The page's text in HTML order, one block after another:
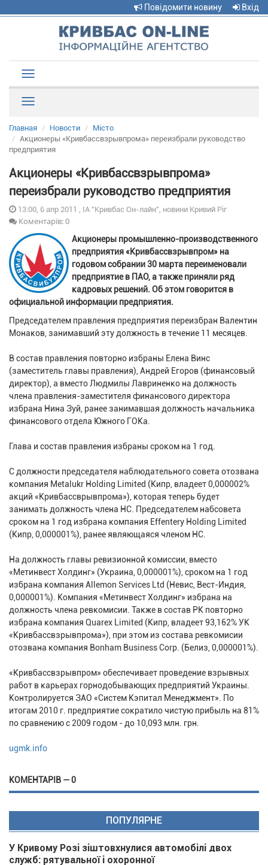
Повідомити новину Вхід
navigation
Главная Новости
Місто
Акционеры «Кривбассвзрывпрома» переизбрали руководство
предприятия
Акционеры «Кривбассвзрывпрома»
переизбрали руководство предприятия
13:00, 6 апр 2011 , ІА "Кривбас Он-лайн", новини Кривий Ріг
Коментарів: 0
Акционеры промышленно-производственного
предприятия «Кривбассвзрывпром» на
годовом собрании 30 марта переименовали
предприятие в ПАО, а также приняли ряд
кадровых решений. Об этом говорится в
официальной информации предприятия.
Председателем правления предприятия переизбран Валентин
Монаков, занимавший эту должность в течение 11 месяцев.
В состав правления повторно избраны Елена Винс
(заместитель главы правления), Андрей Егоров (финансовый
директор), а вместо Людмилы Лавриненко на должность
члена правления-заместителя финансового директора
избрана Нина Зуй, ранее занимавшая должность начальника
финансового отдела Южного ГОКа.
Глава и состав правления избраны сроком на 1 год.
С должности председателя наблюдательного совета отозвана
компания Metalukr Holding Limited (Кипр, владеет 0,000002%
акций «Кривбассврывпрома»), которая теперь будет
занимать должность члена НС. Председателем набсовета
сроком на 1 год избрана компания Effentery Holding Limited
(Кипр, 0,000001%), ранее являющаяся членом НС.
На должность главы ревизионной комиссии, вместо
«Метинвест Холдинг» (Украина, 0,000001%), сроком на 1 год
избрана компания Allemon Services Ltd (Невис, Вест-Индия,
0,000001%). Компания «Метинвест Холдинг» избрана на
должность члена ревкомисии. Также в состав РК повторно
избрана компания Quarex Limited (Кипр, владеет 93,162% УК
«Кривбассвзрывпрома»), при этом из состава ревкомисии
отозвана компания Bonham Business Corp. (Белиз, 0,000001%).
«Кривбассвзрывпром» обеспечивает проведение взрывных
работ в карьерах горнодобывающих предприятий Украины.
Контролируется ЗАО «Систем Кэпитал Менеджмент». По
итогам 2010 г. предприятие сократило чистую прибыль на 81%
по сравнению с 2009 годом - до 10,093 млн. грн.
ugmk.info
КОМЕНТАРІВ — 0
ПОПУЛЯРНЕ
У Кривому Розі зіштовхнулися автомобілі двох
служб: рятувальної і охоронної